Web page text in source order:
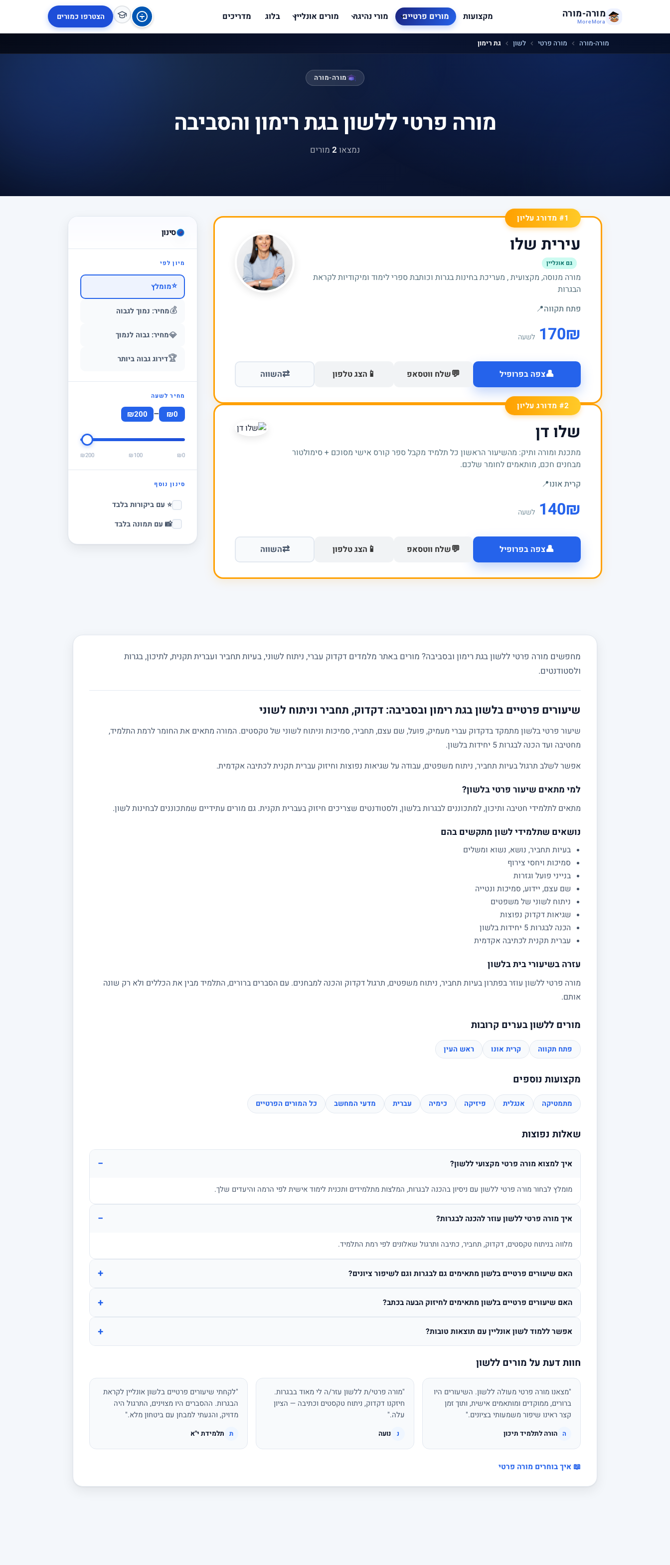
מורה-מורה
MoreMora מקצועות מורים פרטיים מורי נהיגה מורים אונליין בלוג מדריכים הצטרפו כמורים
מורה-מורה מורה פרטי לשון גת רימון
מורה-מורה
מורה פרטי ללשון בגת רימון והסביבה
נמצאו 2 מורים
סינון
מיון לפי
⭐מומלץ
💰מחיר: נמוך לגבוה
💎מחיר: גבוה לנמוך
🏆דירוג גבוה ביותר
מחיר לשעה
₪0
–
₪200
₪0
₪100
₪200
סינון נוסף
⭐ עם ביקורות בלבד
📸 עם תמונה בלבד
#1 מדורג עליון
עירית שלו
גם אונליין
מורה מנוסה, מקצועית , מעריכת בחינות בגרות וכותבת ספרי לימוד ומיקודיות לקראת
הבגרות
פתח תקווה📍
₪
170 לשעה
👤צפה בפרופיל 💬שלח ווטסאפ 📱 הצג טלפון ⇄השווה
#2 מדורג עליון
שלו דן
מתכנת ומורה ותיק: מהשיעור הראשון כל תלמיד מקבל ספר קורס אישי מסוכם + סימולטור
מבחנים חכם, מותאמים לחומר שלכם.
קרית אונו📍
₪
140 לשעה
👤צפה בפרופיל 💬שלח ווטסאפ 📱 הצג טלפון ⇄השווה
מחפשים מורה פרטי ללשון בגת רימון ובסביבה? מורים באתר מלמדים דקדוק עברי, ניתוח לשוני, בעיות תחביר ועברית תקנית, לתיכון, בגרות
ולסטודנטים.
שיעורים פרטיים בלשון בגת רימון ובסביבה: דקדוק, תחביר וניתוח לשוני
שיעור פרטי בלשון מתמקד בדקדוק עברי מעמיק, פועל, שם עצם, תחביר, סמיכות וניתוח לשוני של טקסטים. המורה מתאים את החומר לרמת התלמיד,
מחטיבה ועד הכנה לבגרות 5 יחידות בלשון.
אפשר לשלב תרגול בעיות תחביר, ניתוח משפטים, עבודה על שגיאות נפוצות וחיזוק עברית תקנית לכתיבה אקדמית.
למי מתאים שיעור פרטי בלשון?
מתאים לתלמידי חטיבה ותיכון, למתכוננים לבגרות בלשון, ולסטודנטים שצריכים חיזוק בעברית תקנית. גם מורים עתידיים שמתכוננים לבחינות לשון.
נושאים שתלמידי לשון מתקשים בהם
בעיות תחביר, נושא, נשוא ומשלים
סמיכות ויחסי צירוף
בנייני פועל וגזרות
שם עצם, יידוע, סמיכות ונטייה
ניתוח לשוני של משפטים
שגיאות דקדוק נפוצות
הכנה לבגרות 5 יחידות בלשון
עברית תקנית לכתיבה אקדמית
עזרה בשיעורי בית בלשון
מורה פרטי ללשון עוזר בפתרון בעיות תחביר, ניתוח משפטים, תרגול דקדוק והכנה למבחנים. עם הסברים ברורים, התלמיד מבין את הכללים ולא רק שונה
אותם.
מורים ללשון בערים קרובות
פתח תקווה קרית אונו ראש העין
מקצועות נוספים
מתמטיקה אנגלית פיזיקה כימיה עברית מדעי המחשב כל המורים הפרטיים
שאלות נפוצות
איך למצוא מורה פרטי מקצועי ללשון? −
מומלץ לבחור מורה פרטי ללשון עם ניסיון בהכנה לבגרות, המלצות מתלמידים ותכנית לימוד אישית לפי הרמה והיעדים שלך.
איך מורה פרטי ללשון עוזר להכנה לבגרות? −
מלווה בניתוח טקסטים, דקדוק, תחביר, כתיבה ותרגול שאלונים לפי רמת התלמיד.
האם שיעורים פרטיים בלשון מתאימים גם לבגרות וגם לשיפור ציונים? +
האם שיעורים פרטיים בלשון מתאימים לחיזוק הבעה בכתב? +
אפשר ללמוד לשון אונליין עם תוצאות טובות? +
חוות דעת על מורים ללשון
"מצאנו מורה פרטי מעולה ללשון. השיעורים היו
ברורים, ממוקדים ומותאמים אישית, ותוך זמן
קצר ראינו שיפור משמעותי בציונים."
ה הורה לתלמיד תיכון
"מורה פרטי/ת ללשון עזר/ה לי מאוד בבגרות.
חיזקנו דקדוק, ניתוח טקסטים וכתיבה — הציון
עלה."
נ נועה
"לקחתי שיעורים פרטיים בלשון אונליין לקראת
הבגרות. ההסברים היו מצוינים, התרגול היה
מדויק, והגעתי למבחן עם ביטחון מלא."
ת תלמידת י"א
📖 איך בוחרים מורה פרטי